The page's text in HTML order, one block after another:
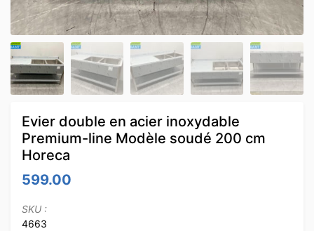
Evier double en acier inoxydable
Premium-line Modèle soudé 200 cm
Horeca
599.00
SKU :
4663